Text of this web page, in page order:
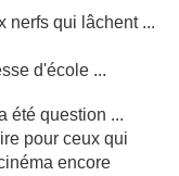
nerfs qui lâchent ...
d'école ...
été question ...
pour ceux qui
encore